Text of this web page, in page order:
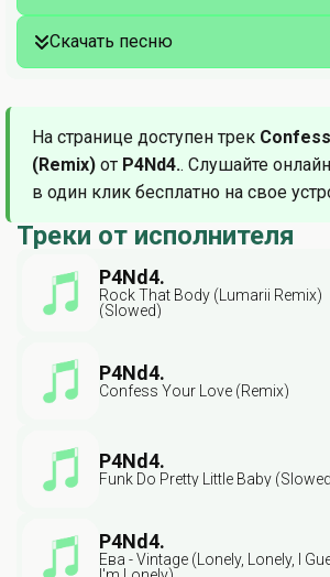
Скачать песню
На странице доступен трек
(Remix) от P4Nd4.. Слушайте
в один клик бесплатно на свое
Треки от исполнителя
P4Nd4.
Rock That Body (Lumarii Remix)
(Slowed)
P4Nd4.
Confess Your Love (Remix)
P4Nd4.
Funk Do Pretty Little Baby
P4Nd4.
Ева - Vintage (Lonely, Lonely, I